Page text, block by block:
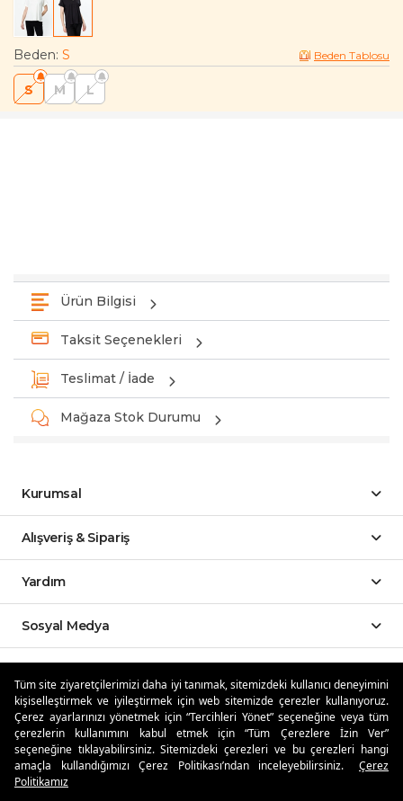
Tüm site ziyaretçilerimizi daha iyi tanımak, sitemizdeki kullanıcı deneyimini
kişiselleştirmek ve iyileştirmek için web sitemizde çerezler kullanıyoruz.
Çerez ayarlarınızı yönetmek için “Tercihleri Yönet” seçeneğine veya tüm
çerezlerin kullanımını kabul etmek için “Tüm Çerezlere İzin Ver”
seçeneğine tıklayabilirsiniz. Sitemizdeki çerezleri ve bu çerezleri hangi
amaçla kullandığımızı Çerez Politikası’ndan inceleyebilirsiniz.
Çerez
Politikamız
Beden: S Beden Tablosu
S M L
Ürün Bilgisi
Taksit Seçenekleri
Teslimat / İade
Mağaza Stok Durumu
Kurumsal
Alışveriş & Sipariş
Yardım
Sosyal Medya
Özdilekteyim'de Taksit Avantajları
Güvenli Alışveriş